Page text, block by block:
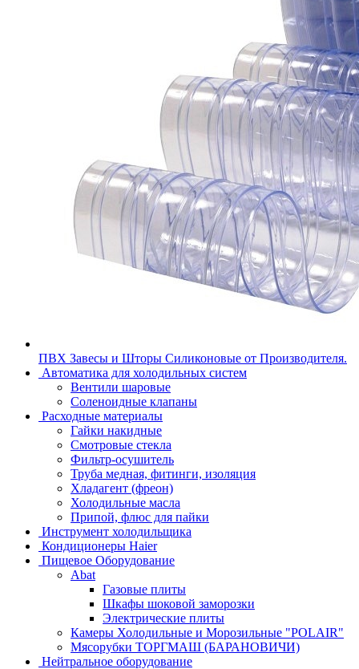
ПВХ Завесы и Шторы Силиконовые от Производителя.
Автоматика для холодильных систем
Вентили шаровые
Соленоидные клапаны
Расходные материалы
Гайки накидные
Смотровые стекла
Фильтр-осушитель
Труба медная, фитинги, изоляция
Хладагент (фреон)
Холодильные масла
Припой, флюс для пайки
Инструмент холодильщика
Кондиционеры Haier
Пищевое Оборудование
Abat
Газовые плиты
Шкафы шоковой заморозки
Электрические плиты
Камеры Холодильные и Морозильные "POLAIR"
Мясорубки ТОРГМАШ (БАРАНОВИЧИ)
Нейтральное оборудование